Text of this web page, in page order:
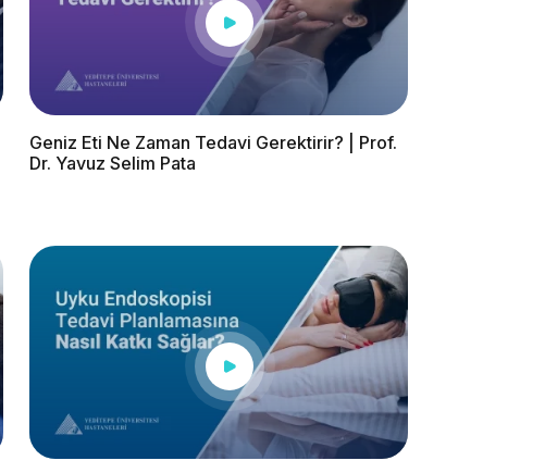
Geniz Eti Ne Zaman Tedavi Gerektirir? | Prof.
Dr. Yavuz Selim Pata